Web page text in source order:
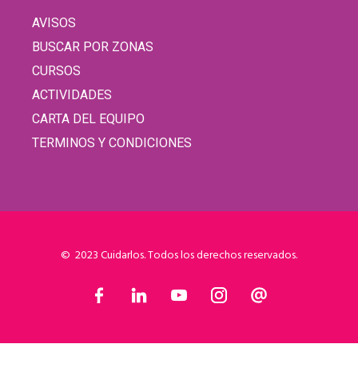
AVISOS
BUSCAR POR ZONAS
CURSOS
ACTIVIDADES
CARTA DEL EQUIPO
TERMINOS Y CONDICIONES
© 2023 Cuidarlos. Todos los derechos reservados.